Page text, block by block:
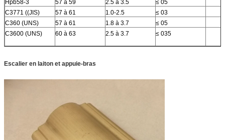
Hpb58-3
57 à 59 2.5 à 3.5
≤ 05
C3771 ((JIS)
57 à 61 1.0-2.5
≤ 03
C360 (UNS)
57 à 61 1.8 à 3.7
≤ 05
C3600 (UNS)
60 à 63 2.5 à 3.7 ≤ 035
Escalier en laiton et appuie-bras